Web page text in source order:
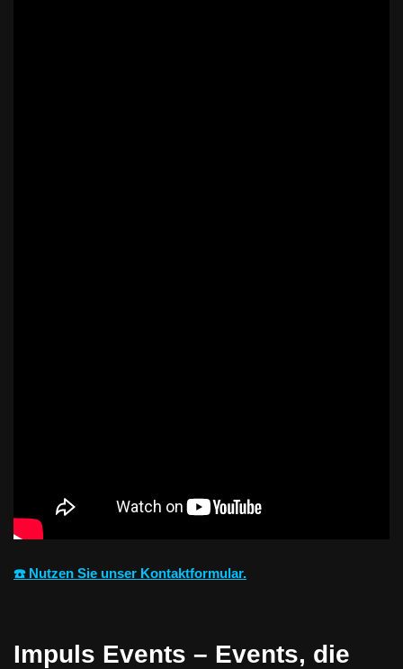
☎️ Nutzen Sie unser Kontaktformular.
Impuls Events – Events, die